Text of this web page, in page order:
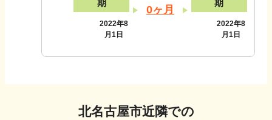
期
2022年8
月1日
0ヶ月
期
2022年8
月1日
北名古屋市近隣での